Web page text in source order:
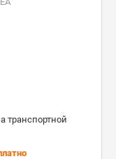
транспортной